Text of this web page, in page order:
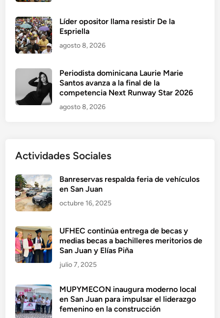
Líder opositor llama resistir De la
Espriella
agosto 8, 2026
Periodista dominicana Laurie Marie
Santos avanza a la final de la
competencia Next Runway Star 2026
agosto 8, 2026
Actividades Sociales
Banreservas respalda feria de vehículos
en San Juan
octubre 16, 2025
UFHEC continúa entrega de becas y
medias becas a bachilleres meritorios de
San Juan y Elías Piña
julio 7, 2025
MUPYMECON inaugura moderno local
en San Juan para impulsar el liderazgo
femenino en la construcción